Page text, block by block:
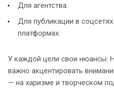
Для агентства.
Для публикации в
платформах.
У каждой цели свои нюансы.
важно акцентировать
— на харизме и творческом